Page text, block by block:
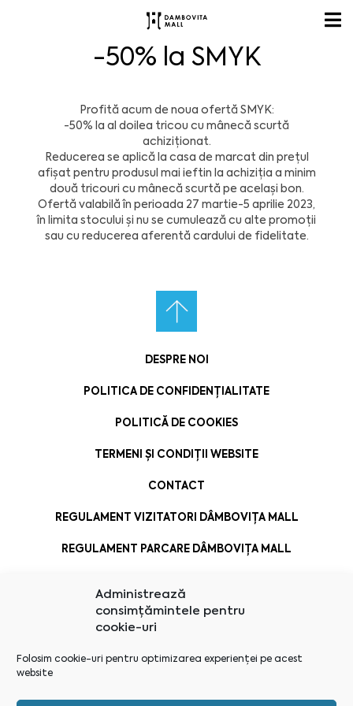
Administrează
consimțămintele pentru
cookie-uri
Folosim cookie-uri pentru optimizarea experienței pe acest
website
-50% la SMYK
Profită acum de noua ofertă SMYK:
-50% la al doilea tricou cu mânecă scurtă
achiziționat.
Reducerea se aplică la casa de marcat din prețul
afișat pentru produsul mai ieftin la achiziția a minim
două tricouri cu mânecă scurtă pe același bon.
Ofertă valabilă în perioada 27 martie-5 aprilie 2023,
în limita stocului și nu se cumulează cu alte promoții
sau cu reducerea aferentă cardului de fidelitate.
DESPRE NOI
POLITICA DE CONFIDENȚIALITATE
POLITICĂ DE COOKIES
TERMENI ȘI CONDIȚII WEBSITE
CONTACT
REGULAMENT VIZITATORI DÂMBOVIȚA MALL
REGULAMENT PARCARE DÂMBOVIȚA MALL